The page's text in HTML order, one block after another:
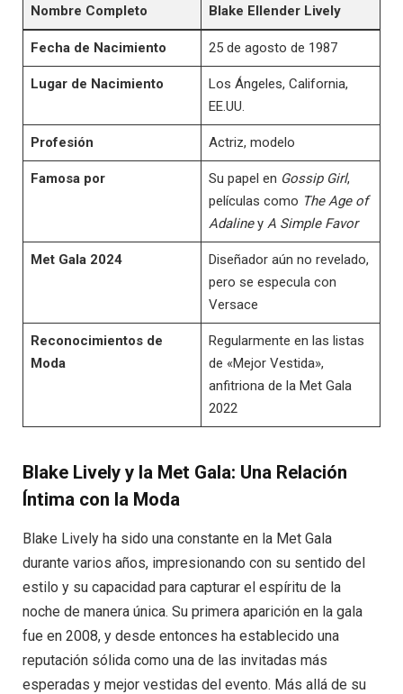
Nombre Completo Blake Ellender Lively
Fecha de Nacimiento 25 de agosto de 1987
Lugar de Nacimiento
Los Ángeles, California,
EE.UU.
Profesión Actriz, modelo
Famosa por Su papel en Gossip Girl,
películas como The Age of
Adaliney A Simple Favor
Met Gala 2024
Diseñador aún no revelado,
pero se especula con
Versace
Reconocimientos de
Moda
Regularmente en las listas
de «Mejor Vestida»,
anfitriona de la Met Gala
2022
Blake Lively y la Met Gala: Una Relación
Íntima con la Moda
Blake Lively ha sido una constante en la Met Gala
durante varios años, impresionando con su sentido del
estilo y su capacidad para capturar el espíritu de la
noche de manera única. Su primera aparición en la gala
fue en 2008, y desde entonces ha establecido una
reputación sólida como una de las invitadas más
esperadas y mejor vestidas del evento. Más allá de su